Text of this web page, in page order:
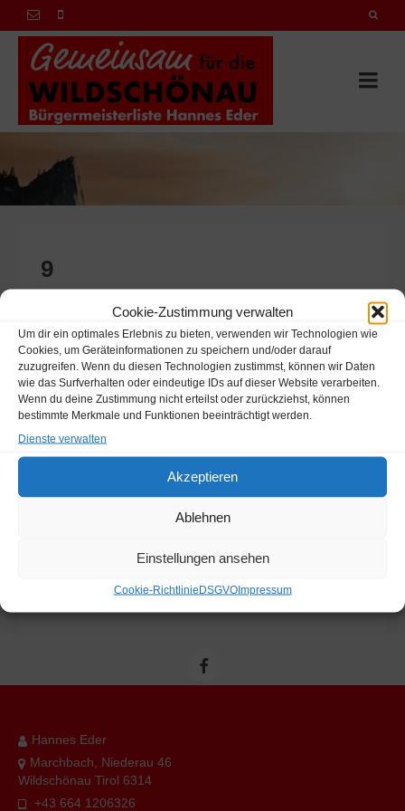
Cookie-Zustimmung verwalten
Um dir ein optimales Erlebnis zu bieten, verwenden wir Technologien wie
Cookies, um Geräteinformationen zu speichern und/oder darauf
zuzugreifen. Wenn du diesen Technologien zustimmst, können wir Daten
wie das Surfverhalten oder eindeutige IDs auf dieser Website verarbeiten.
Wenn du deine Zustimmung nicht erteilst oder zurückziehst, können
bestimmte Merkmale und Funktionen beeinträchtigt werden.
Dienste verwalten
Akzeptieren
Ablehnen
Einstellungen ansehen
Cookie-RichtlinieDSGVOImpressum
9
28. JANUAR 2022
Hannes Eder
Marchbach, Niederau 46
Wildschönau Tirol 6314
+43 664 1206326